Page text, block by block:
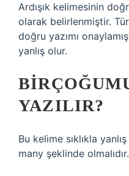
Ardışık kelimesinin
olarak belirlenmiştir.
doğru yazımı
yanlış olur.
YAZILIR?
Bu kelime sıklıkla
many şeklinde olmalıdır.